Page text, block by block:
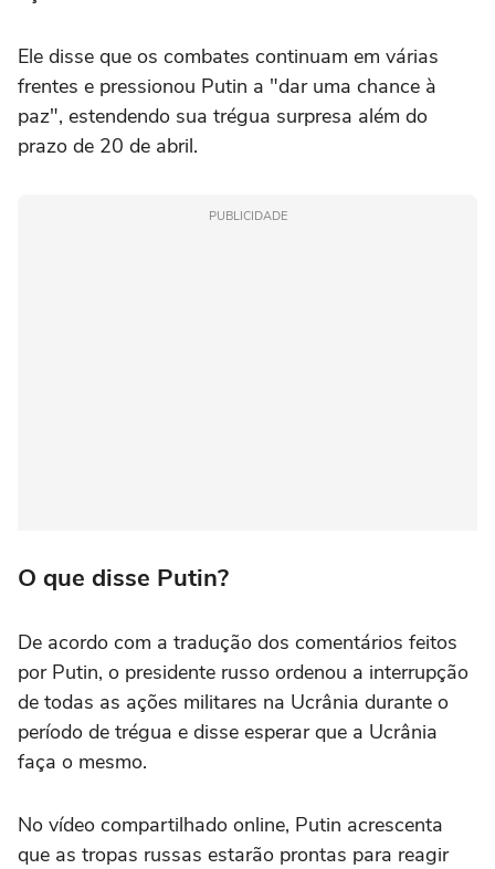
Ele disse que os combates continuam em várias
frentes e pressionou Putin a "dar uma chance à
paz", estendendo sua trégua surpresa além do
prazo de 20 de abril.
PUBLICIDADE
O que disse Putin?
De acordo com a tradução dos comentários feitos
por Putin, o presidente russo ordenou a interrupção
de todas as ações militares na Ucrânia durante o
período de trégua e disse esperar que a Ucrânia
faça o mesmo.
No vídeo compartilhado online, Putin acrescenta
que as tropas russas estarão prontas para reagir